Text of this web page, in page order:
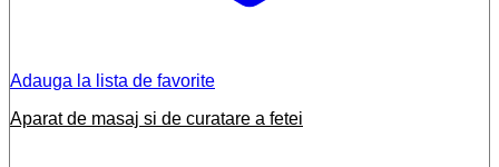
Adauga la lista de favorite
Aparat de masaj si de curatare a fetei